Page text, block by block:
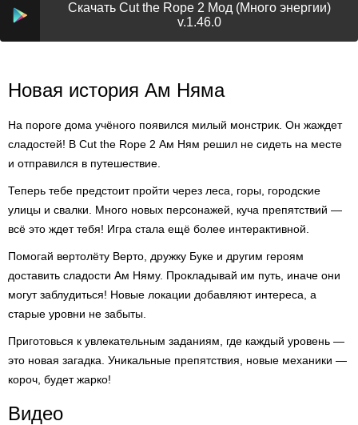
Скачать Cut the Rope 2 Мод (Много энергии)
v.1.46.0
Новая история Ам Няма
На пороге дома учёного появился милый монстрик. Он жаждет
сладостей! В Cut the Rope 2 Ам Ням решил не сидеть на месте
и отправился в путешествие.
Теперь тебе предстоит пройти через леса, горы, городские
улицы и свалки. Много новых персонажей, куча препятствий —
всё это ждет тебя! Игра стала ещё более интерактивной.
Помогай вертолёту Верто, дружку Буке и другим героям
доставить сладости Ам Няму. Прокладывай им путь, иначе они
могут заблудиться! Новые локации добавляют интереса, а
старые уровни не забыты.
Приготовься к увлекательным заданиям, где каждый уровень —
это новая загадка. Уникальные препятствия, новые механики —
короч, будет жарко!
Видео